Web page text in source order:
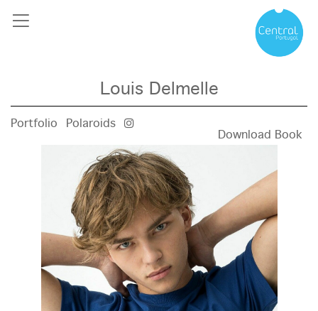
Louis Delmelle
Portfolio
Polaroids
Download Book